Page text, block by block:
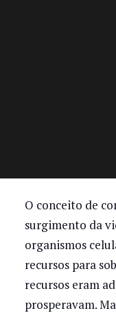
O conceito de
surgimento da
organismos
recursos para
recursos eram
prosperavam.